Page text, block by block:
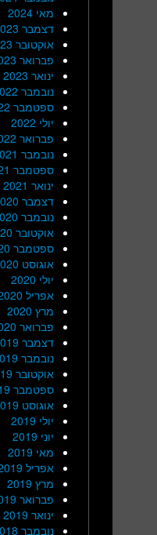
מאי 2024
דצמבר 2023
אוקטובר 2023
פברואר 2023
ינואר 2023
נובמבר 2022
ספטמבר 2022
יולי 2022
פברואר 2022
נובמבר 2021
ספטמבר 2021
ינואר 2021
דצמבר 2020
נובמבר 2020
אוקטובר 2020
ספטמבר 2020
אוגוסט 2020
יולי 2020
אפריל 2020
מרץ 2020
פברואר 2020
דצמבר 2019
נובמבר 2019
אוקטובר 2019
ספטמבר 2019
אוגוסט 2019
יולי 2019
יוני 2019
מאי 2019
אפריל 2019
מרץ 2019
פברואר 2019
ינואר 2019
נובמבר 2018